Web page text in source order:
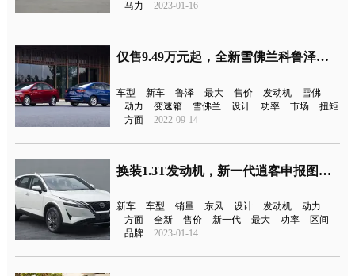
马力
2023-01-16
仅售9.49万元起，全新雪佛兰科鲁泽上市
车型 新车 鲁泽 最大 售价 发动机
雪佛
动力
变速箱 雪佛兰 设计 功率 市场
扭矩
方面
2022-09-14
换装1.3T发动机，新一代逍客申报图曝光
新车 车型 销量 东风 设计 发动机
动力
方面
全新 售价 新一代 最大 功率
区间
品牌
2023-01-14